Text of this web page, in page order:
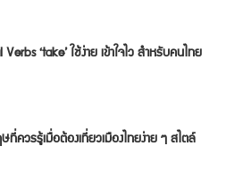
‘take’ ใช้ง่าย เข้าใจไว สำหรับคนไทย
ควรรู้เมื่อต้องเที่ยวเมืองไทยง่าย ๆ สไตล์